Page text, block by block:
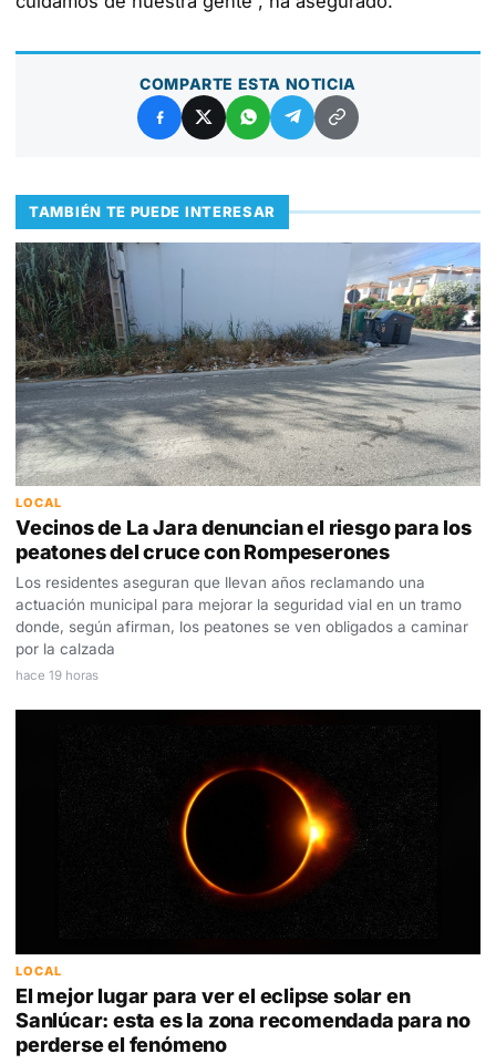
COMPARTE ESTA NOTICIA
TAMBIÉN TE PUEDE INTERESAR
LOCAL
Vecinos de La Jara denuncian el riesgo para los
peatones del cruce con Rompeserones
Los residentes aseguran que llevan años reclamando una
actuación municipal para mejorar la seguridad vial en un tramo
donde, según afirman, los peatones se ven obligados a caminar
por la calzada
hace 19 horas
LOCAL
El mejor lugar para ver el eclipse solar en
Sanlúcar: esta es la zona recomendada para no
perderse el fenómeno